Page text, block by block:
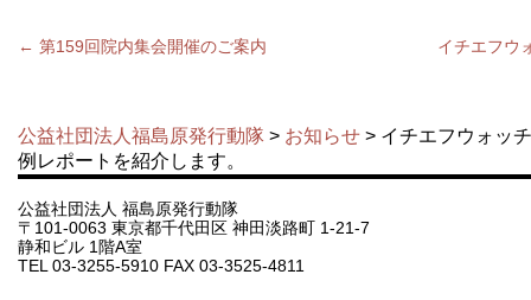
← 第159回院内集会開催のご案内 イチエフウ
公益社団法人福島原発行動隊 > お知らせ > イチエフウォッ
例レポートを紹介します。
公益社団法人 福島原発行動隊
〒101-0063 東京都千代田区 神田淡路町 1-21-7
静和ビル 1階A室
TEL 03-3255-5910 FAX 03-3525-4811